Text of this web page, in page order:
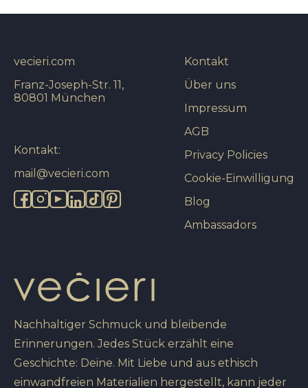
Nachhaltiger Schmuck und bleibende
Erinnerungen. Jedes Stück erzählt eine
Geschichte: Deine. Mit Liebe und aus ethisch
einwandfreien Materialien hergestellt, kann jeder
Kontakt
Über uns
Impressum
AGB
Privacy Policies
Cookie-Einwilligung
Blog
Ambassadors
vecieri.com
Franz-Joseph-Str. 11,
80801 München
Kontakt:
mail@vecieri.com